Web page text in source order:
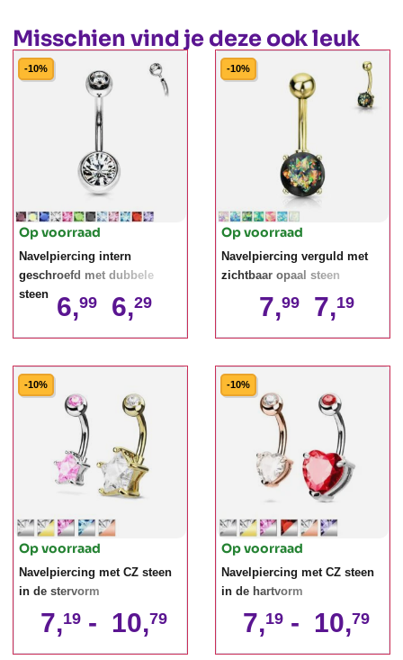
Misschien vind je deze ook leuk
-10%
Op voorraad
Navelpiercing intern
geschroefd met dubbele
steen
6,99 6,29
-10%
Op voorraad
Navelpiercing verguld met
zichtbaar opaal steen
7,99 7,19
-10%
Op voorraad
Navelpiercing met CZ steen
in de stervorm
7,19 - 10,79
-10%
Op voorraad
Navelpiercing met CZ steen
in de hartvorm
7,19 - 10,79